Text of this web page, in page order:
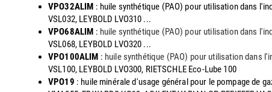
VPO32ALIM : huile synthétique (PAO) pour utilisation dans
VSL032, LEYBOLD LVO310 ...
VPO68ALIM : huile synthétique (PAO) pour utilisation dans
VSL068, LEYBOLD LVO320 ...
VPO100ALIM : huile synthétique (PAO) pour utilisation dans
VSL100, LEYBOLD LVO300, RIETSCHLE Eco-Lube 100
VPO19 : huile minérale d'usage général pour le pompage de